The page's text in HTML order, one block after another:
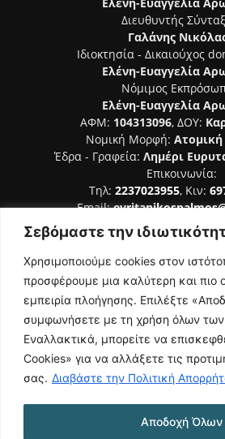
Σεβόμαστε την
Χρησιμοποιούμε cookies στον
προσφέρουμε μια καλύτερη και πιο
εμπειρία πλοήγησης. Επιλέξτε
συμφωνήσετε με τη χρήση όλων
Εναλλακτικά, μπορείτε να
Cookies» για να αλλάξετε τις
σας. Διαβάστε την Πολιτική
Αποδοχή Όλων
Διευθυντής
Γαλάνης
Ιδιοκτησία - Δικαιούχος
Ελένη-Ευαγγελία
Νόμιμος
Ελένη-Ευαγγελία
ΑΦΜ: 104313096, ΔΟΥ:
Νομική Μορφή: Ατομική
Έδρα - Γραφεία: Λημέρι
Επικοινωνία:
Τηλ: 2237023955, Κιν:
Email:
Αριθμός Πιστοποίησης
ΑΚΟΛΟΥΘΗΣΕ
Όροι Χρήσης